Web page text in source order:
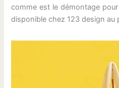
comme est le démontage
disponible chez 123 design au